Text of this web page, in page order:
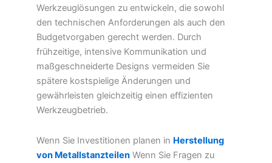
Werkzeuglösungen zu entwickeln, die sowohl
den technischen Anforderungen als auch den
Budgetvorgaben gerecht werden. Durch
frühzeitige, intensive Kommunikation und
maßgeschneiderte Designs vermeiden Sie
spätere kostspielige Änderungen und
gewährleisten gleichzeitig einen effizienten
Werkzeugbetrieb.
Wenn Sie Investitionen planen in Herstellung
von Metallstanzteilen Wenn Sie Fragen zu